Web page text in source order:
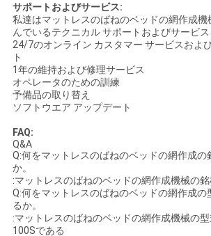
サポートおよびサービス:
私達はマットレスのばねのベッドの網作成機
んでいるテクニカル サポートおよびサービ
24/7のオンライン カスタマー サービスおよ
ト
1年の維持および修理サービス
オペレータのための訓練
予備品の取り替え
ソフトウエア アップデート
FAQ:
Q&A
Q:何をマットレスのばねのベッドの網作成の
か。
:マットレスのばねのベッドの網作成機械の銘
Q:何をマットレスのばねのベッドの網作成の
るか。
:マットレスのばねのベッドの網作成機械の
100Sである